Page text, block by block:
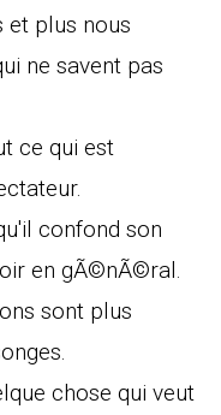
et plus nous
ne savent pas
ce qui est
confond son
en gÃ©nÃ©ral.
sont plus
chose qui veut